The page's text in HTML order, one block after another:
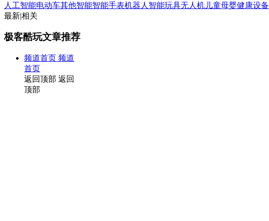
人工智能电动车其他智能智能手表机器人 智能玩具无人机 儿童母婴健康设备
最新|相关
极客酷玩文章推荐
频道首页 频道
首页
返回顶部 返回
顶部